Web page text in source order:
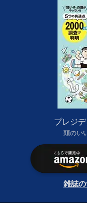
プレジ
頭のい
雑誌